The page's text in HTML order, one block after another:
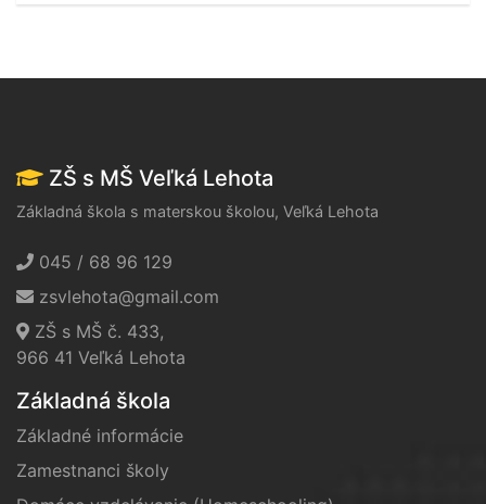
ZŠ s MŠ Veľká Lehota
Základná škola s materskou školou, Veľká Lehota
045 / 68 96 129
zsvlehota@gmail.com
ZŠ s MŠ č. 433,
966 41 Veľká Lehota
Základná škola
Základné informácie
Zamestnanci školy